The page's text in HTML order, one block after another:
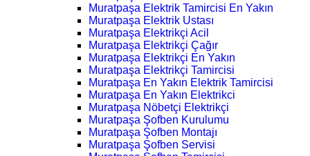
Muratpaşa Elektrik Tamircisi En Yakın
Muratpaşa Elektrik Ustası
Muratpaşa Elektrikçi Acil
Muratpaşa Elektrikçi Çağır
Muratpaşa Elektrikçi En Yakın
Muratpaşa Elektrikçi Tamircisi
Muratpaşa En Yakın Elektrik Tamircisi
Muratpaşa En Yakın Elektrikci
Muratpaşa Nöbetçi Elektrikçi
Muratpaşa Şofben Kurulumu
Muratpaşa Şofben Montajı
Muratpaşa Şofben Servisi